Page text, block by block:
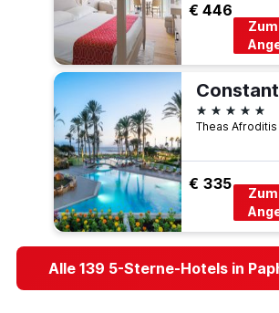
€ 446
Zum
5 Sterne
€ 335
Zum
Alle 139 5-Sterne-Hotels in